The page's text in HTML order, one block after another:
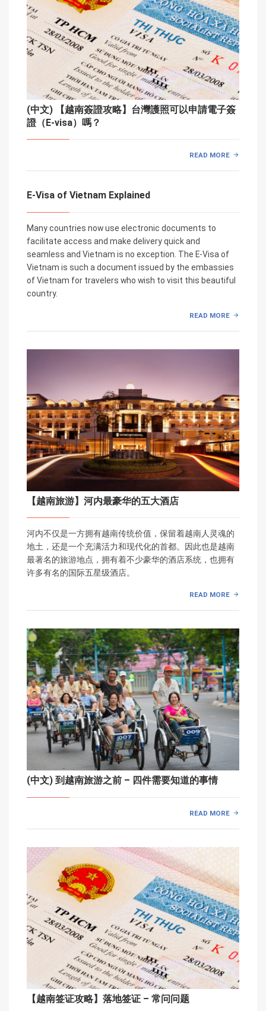
(中文) 【越南簽證攻略】台灣護照可以申請電子簽
證（E-visa）嗎？
READ MORE
E-Visa of Vietnam Explained
Many countries now use electronic documents to
facilitate access and make delivery quick and
seamless and Vietnam is no exception. The E-Visa of
Vietnam is such a document issued by the embassies
of Vietnam for travelers who wish to visit this beautiful
country.
READ MORE
【越南旅游】河内最豪华的五大酒店
河内不仅是一方拥有越南传统价值，保留着越南人灵魂的
地土，还是一个充满活力和现代化的首都。因此也是越南
最著名的旅游地点，拥有着不少豪华的酒店系统，也拥有
许多有名的国际五星级酒店。
READ MORE
(中文) 到越南旅游之前 – 四件需要知道的事情
READ MORE
【越南签证攻略】落地签证 – 常问问题